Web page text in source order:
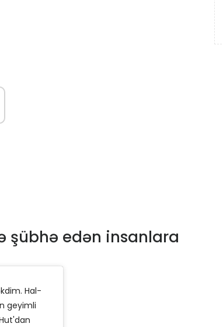
şübhə edən insanlara
Hal-
geyimli